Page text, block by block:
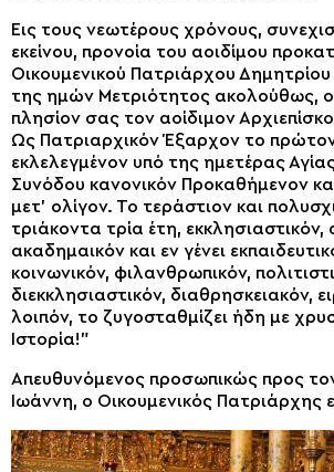
Εις τους νεωτέρους χρόνους,
εκείνου, προνοία του αοιδίμου
Οικουμενικού Πατριάρχου
της ημών Μετριότητος ακολούθως, ο
πλησίον σας τον αοίδιμον
Ως Πατριαρχικόν Έξαρχον το
εκλελεγμένον υπό της ημετέρας
Συνόδου κανονικόν Προκαθήμενον
μετ’ ολίγον. Το τεράστιον και
τριάκοντα τρία έτη, εκκλησιαστικόν,
ακαδημαικόν και εν γένει
κοινωνικόν, φιλανθρωπικόν,
διεκκλησιαστικόν, διαθρησκειακόν,
λοιπόν, το ζυγοσταθμίζει ήδη με
Ιστορία!”
Απευθυνόμενος προσωπικώς προς
Ιωάννη, ο Οικουμενικός Πατριάρχης